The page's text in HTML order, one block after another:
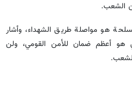
الشعب.
هو مواصلة طريق الشهداء، وأشار
هو أعظم ضمان للأمن القومي، ولن